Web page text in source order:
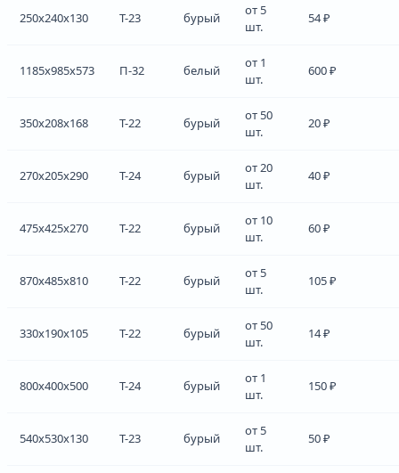
250x240x130 Т-23 бурый
от 5
шт.
54 ₽
1185x985x573 П-32 белый
от 1
шт.
600 ₽
350x208x168 Т-22 бурый
от 50
шт.
20 ₽
270x205x290 Т-24 бурый
от 20
шт.
40 ₽
475x425x270 Т-22 бурый
от 10
шт.
60 ₽
870x485x810 Т-22 бурый
от 5
шт.
105 ₽
330x190x105 Т-22 бурый
от 50
шт.
14 ₽
800x400x500 Т-24 бурый
от 1
шт.
150 ₽
540x530x130 Т-23 бурый
от 5
шт.
50 ₽